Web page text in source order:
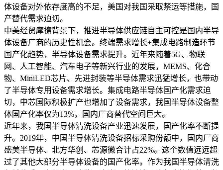
体设备对外依存度高的不足，美国对我国采取禁运等措施，国
产替代需求迫切。
中美经贸摩擦背景下，推进半导体供应链自主可控是国内半导
体设备厂商的历史性机会。终端需求增长+集成电路制造环节
国产化趋势，半导体设备需求提升。近年来随着5G、物联
网、人工智能、汽车电子等新兴行业的发展，MEMS、化合
物、MiniLED芯片、先进封装等半导体需求迅猛增长，也带动
了半导体专用设备需求增长。集成电路半导体国产化需求迫
切，中芯国际积极扩产也增加了设备需求，我国半导体设备整
体国产化率仅为13%，国内厂商替代空间巨大。
近年来，我国半导体清洗设备产业迅速发展，国产化率不断提
升。2019年，中国半导体清洗设备招标采购份额中，国内厂商
盛美半导体、北方华创、芯源微合计占22%。这个数值远远超
过了其他大部分半导体设备的国产化率。作为我国半导体清洗